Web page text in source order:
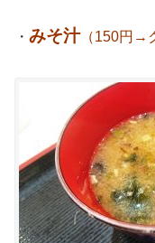
・ みそ汁（150円→